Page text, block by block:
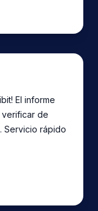
El informe
de
Servicio rápido